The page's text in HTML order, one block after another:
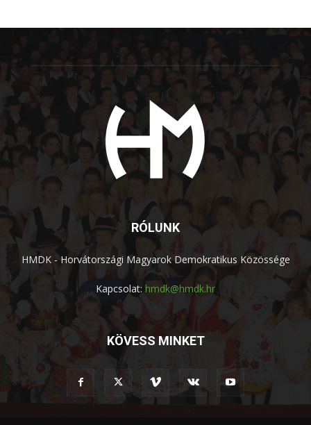
RÓLUNK
HMDK - Horvátországi Magyarok Demokratikus Közössége
Kapcsolat: hmdk@hmdk.hr
KÖVESS MINKET